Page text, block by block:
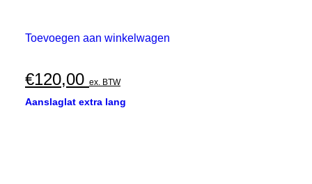
Toevoegen aan winkelwagen
€120,00 ex. BTW
Aanslaglat extra lang